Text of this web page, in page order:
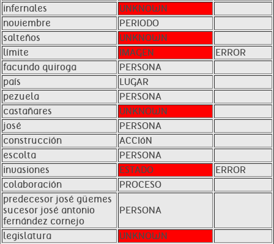
infernales
UNKNOWN
noviembre
PERIODO
salteños
UNKNOWN
límite
IMAGEN
ERROR
facundo quiroga
PERSONA
país
LUGAR
pezuela
PERSONA
castañares
UNKNOWN
josé
PERSONA
construcción
ACCIóN
escolta
PERSONA
invasiones
ESTADO
ERROR
colaboración
PROCESO
predecesor josé güemes
sucesor josé antonio
fernández cornejo
PERSONA
legislatura UNKNOWN